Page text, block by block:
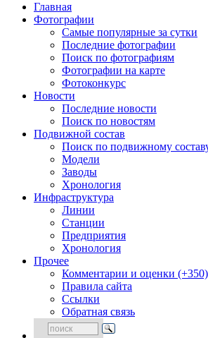
Главная
Фотографии
Cамые популярные за сутки
Последние фотографии
Поиск по фотографиям
Фотографии на карте
Фотоконкурс
Новости
Последние новости
Поиск по новостям
Подвижной состав
Поиск по подвижному
Модели
Заводы
Хронология
Инфраструктура
Линии
Станции
Предприятия
Хронология
Прочее
Комментарии и оценки (+350)
Правила сайта
Ссылки
Обратная связь